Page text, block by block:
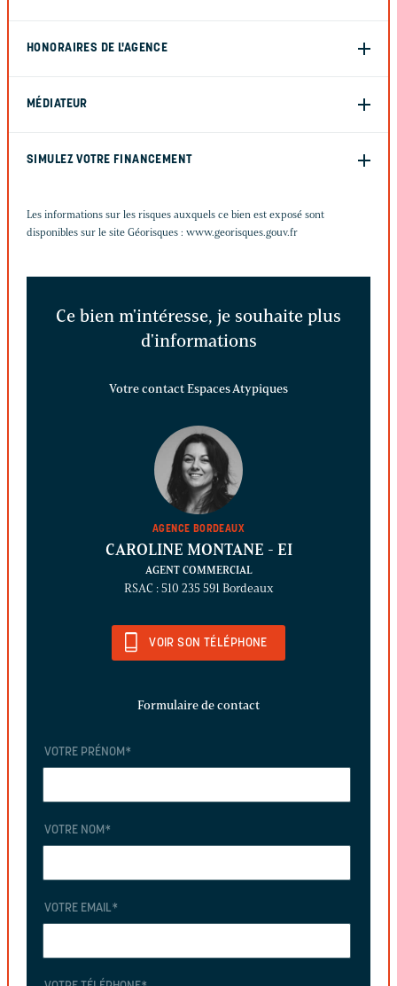
HONORAIRES DE L'AGENCE
MÉDIATEUR
SIMULEZ VOTRE FINANCEMENT
Les informations sur les risques auxquels ce bien est exposé sont
disponibles sur le site Géorisques : www.georisques.gouv.fr
Ce bien m'intéresse, je souhaite plus
d'informations
Votre contact Espaces Atypiques
AGENCE BORDEAUX
CAROLINE MONTANE - EI
AGENT COMMERCIAL
RSAC : 510 235 591 Bordeaux
VOIR SON TÉLÉPHONE
Formulaire de contact
VOTRE PRÉNOM *
VOTRE NOM *
VOTRE EMAIL*